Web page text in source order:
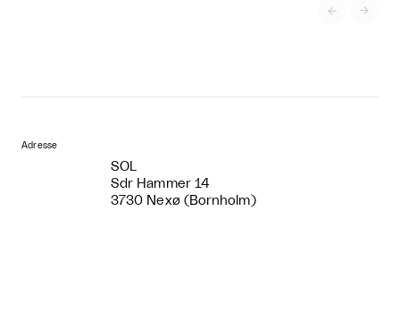
 
Adresse
SOL
Sdr Hammer 14
3730 Nexø (Bornholm)